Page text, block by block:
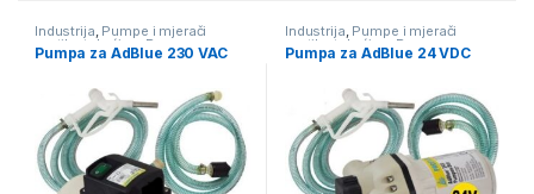
Industrija, Pumpe i mjerači
protika tekućine, Pumpe za
AdBlue, Pumpe za naftu
Pumpa za AdBlue 230 VAC
Industrija, Pumpe i mjerači
protika tekućine, Pumpe za
AdBlue, Pumpe za naftu
Pumpa za AdBlue 24 VDC